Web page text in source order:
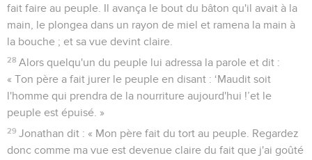
fait faire au peuple. Il avança le bout du bâton qu'il avait à la
main, le plongea dans un rayon de miel et ramena la main à
la bouche ; et sa vue devint claire.
28 Alors quelqu'un du peuple lui adressa la parole et dit :
« Ton père a fait jurer le peuple en disant : ‘Maudit soit
l'homme qui prendra de la nourriture aujourd'hui !’et le
peuple est épuisé. »
29 Jonathan dit : « Mon père fait du tort au peuple. Regardez
donc comme ma vue est devenue claire du fait que j'ai goûté